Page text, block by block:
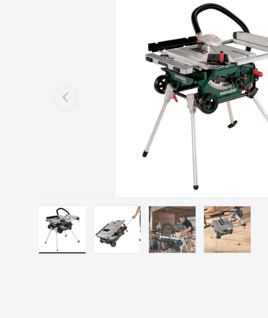
Précédent